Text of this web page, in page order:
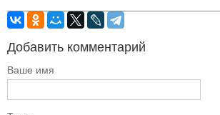
Добавить комментарий
Ваше имя